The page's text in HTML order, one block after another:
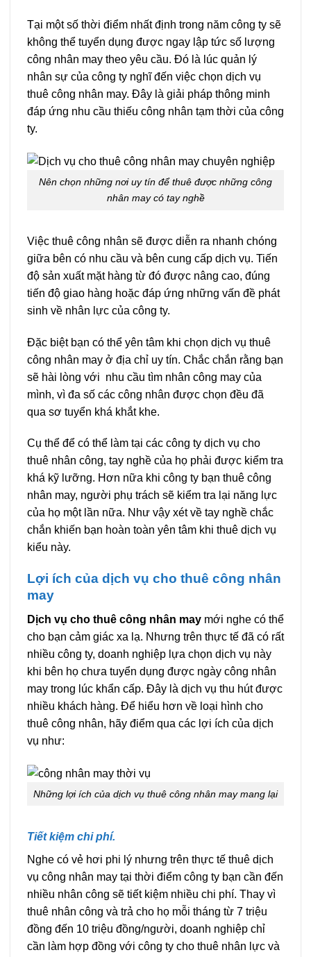
Tại một số thời điểm nhất định trong năm công ty sẽ
không thể tuyển dụng được ngay lập tức số lượng
công nhân may theo yêu cầu. Đó là lúc quản lý
nhân sự của công ty nghĩ đến việc chọn dịch vụ
thuê công nhân may. Đây là giải pháp thông minh
đáp ứng nhu cầu thiếu công nhân tạm thời của công
ty.
Nên chọn những nơi uy tín để thuê được những công
nhân may có tay nghề
Việc thuê công nhân sẽ được diễn ra nhanh chóng
giữa bên có nhu cầu và bên cung cấp dịch vụ. Tiến
độ sản xuất mặt hàng từ đó được nâng cao, đúng
tiến độ giao hàng hoặc đáp ứng những vấn đề phát
sinh về nhân lực của công ty.
Đặc biệt bạn có thể yên tâm khi chọn dịch vụ thuê
công nhân may ở địa chỉ uy tín. Chắc chắn rằng bạn
sẽ hài lòng với nhu cầu tìm nhân công may của
mình, vì đa số các công nhân được chọn đều đã
qua sơ tuyển khá khắt khe.
Cụ thể để có thể làm tại các công ty dịch vụ cho
thuê nhân công, tay nghề của họ phải được kiểm tra
khá kỹ lưỡng. Hơn nữa khi công ty bạn thuê công
nhân may, người phụ trách sẽ kiểm tra lại năng lực
của họ một lần nữa. Như vậy xét về tay nghề chắc
chắn khiến bạn hoàn toàn yên tâm khi thuê dịch vụ
kiểu này.
Lợi ích của dịch vụ cho thuê công nhân
may
Dịch vụ cho thuê công nhân may mới nghe có thể
cho bạn cảm giác xa lạ. Nhưng trên thực tế đã có rất
nhiều công ty, doanh nghiệp lựa chọn dịch vụ này
khi bên họ chưa tuyển dụng được ngày công nhân
may trong lúc khẩn cấp. Đây là dịch vụ thu hút được
nhiều khách hàng. Để hiểu hơn về loại hình cho
thuê công nhân, hãy điểm qua các lợi ích của dịch
vụ như:
Những lợi ích của dịch vụ thuê công nhân may mang lại
Tiết kiệm chi phí.
Nghe có vẻ hơi phi lý nhưng trên thực tế thuê dịch
vụ công nhân may tại thời điểm công ty bạn cần đến
nhiều nhân công sẽ tiết kiệm nhiều chi phí. Thay vì
thuê nhân công và trả cho họ mỗi tháng từ 7 triệu
đồng đến 10 triệu đồng/người, doanh nghiệp chỉ
cần làm hợp đồng với công ty cho thuê nhân lực và